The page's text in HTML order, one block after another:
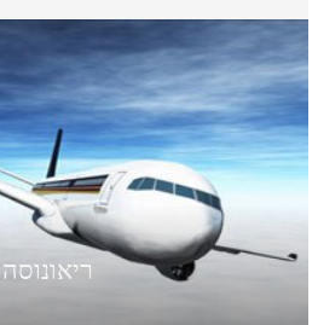
ריאונוסה